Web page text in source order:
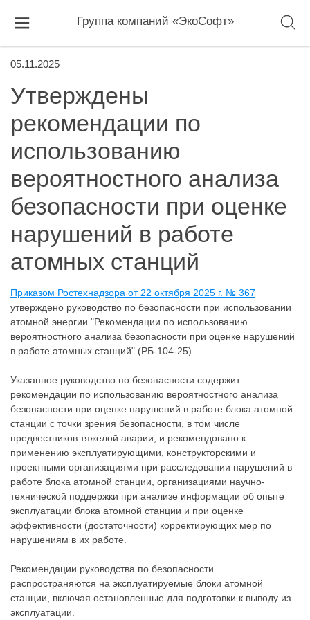
Группа компаний «ЭкоСофт»
05.11.2025
Утверждены
рекомендации по
использованию
вероятностного анализа
безопасности при оценке
нарушений в работе
атомных станций
Приказом Ростехнадзора от 22 октября 2025 г. № 367
утверждено руководство по безопасности при использовании
атомной энергии "Рекомендации по использованию
вероятностного анализа безопасности при оценке нарушений
в работе атомных станций" (РБ-104-25).
Указанное руководство по безопасности содержит
рекомендации по использованию вероятностного анализа
безопасности при оценке нарушений в работе блока атомной
станции с точки зрения безопасности, в том числе
предвестников тяжелой аварии, и рекомендовано к
применению эксплуатирующими, конструкторскими и
проектными организациями при расследовании нарушений в
работе блока атомной станции, организациями научно-
технической поддержки при анализе информации об опыте
эксплуатации блока атомной станции и при оценке
эффективности (достаточности) корректирующих мер по
нарушениям в их работе.
Рекомендации руководства по безопасности
распространяются на эксплуатируемые блоки атомной
станции, включая остановленные для подготовки к выводу из
эксплуатации.